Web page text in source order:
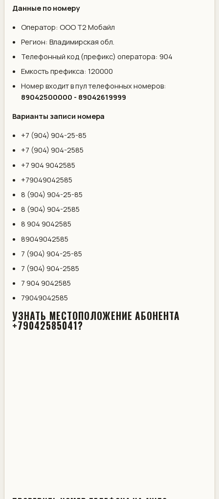
Данные по номеру
Оператор: ООО Т2 Мобайл
Регион: Владимирская обл.
Телефонный код (префикс) оператора: 904
Емкость префикса: 120000
Номер входит в пул телефонных номеров:
89042500000 - 89042619999
Варианты записи номера
+7 (904) 904-25-85
+7 (904) 904-2585
+7 904 9042585
+79049042585
8 (904) 904-25-85
8 (904) 904-2585
8 904 9042585
89049042585
7 (904) 904-25-85
7 (904) 904-2585
7 904 9042585
79049042585
УЗНАТЬ МЕСТОПОЛОЖЕНИЕ АБОНЕНТА
+79042585041?